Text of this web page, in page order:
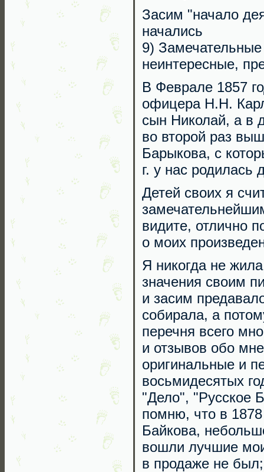
Засим "начало
начались
9)
неинтересные,
В Феврале 1857
офицера Н.Н.
сын Николай, а в
во второй раз
Барыкова, с
г. у нас
Детей своих я
видите, отлично
о моих
Я никогда не
значения своим
и засим
собирала, а
перечня всего
и отзывов обо
оригинальные и
восьмидесятых
"Дело", "Русское
помню, что в 1878
Байкова,
вошли лучшие
в продаже не